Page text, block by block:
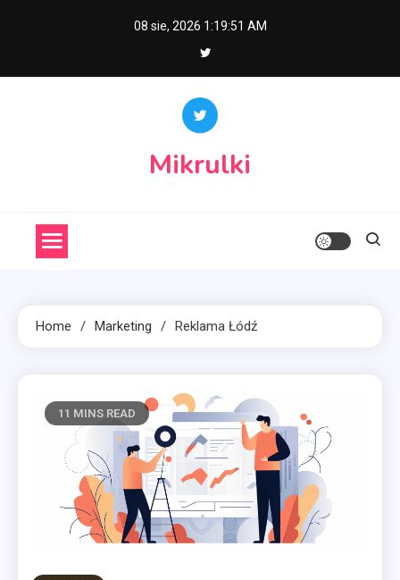
08 sie, 2026 1:19:52 AM
Mikrulki
Home Marketing Reklama Łódź
11 MINS READ